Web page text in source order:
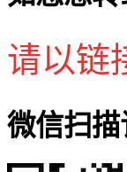
请以链
微信扫描